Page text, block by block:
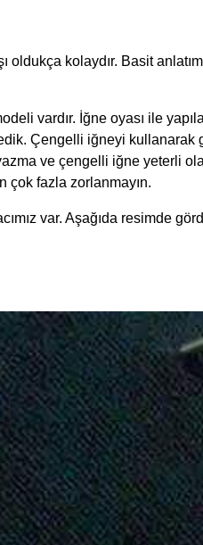
kolaydır. Basit
vardır. İğne oyası ile
Çengelli iğneyi kullanarak
ve çengelli iğne yeterli
çok fazla zorlanmayın.
var. Aşağıda resimde